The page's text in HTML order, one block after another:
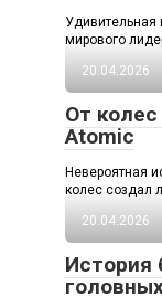
Удивительная
мирового
20.04.2026
От
Atomic
Невероятная
колес создал
20.04.2026
История